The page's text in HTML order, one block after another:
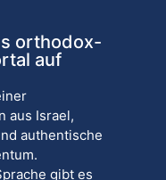
orthodox-
auf
aus Israel,
authentische
gibt es